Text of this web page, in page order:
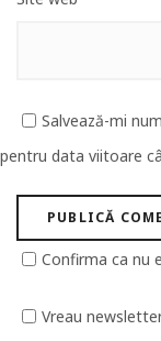
Salvează-mi
pentru data viitoare
Confirma ca nu
Vreau